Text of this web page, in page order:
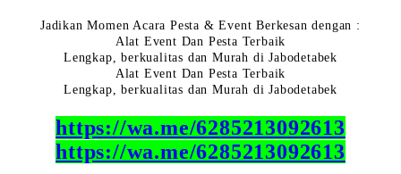
Jadikan Momen Acara Pesta & Event Berkesan dengan :
Alat Event Dan Pesta Terbaik
Lengkap, berkualitas dan Murah di Jabodetabek
Alat Event Dan Pesta Terbaik
Lengkap, berkualitas dan Murah di Jabodetabek
https://wa.me/6285213092613
https://wa.me/6285213092613